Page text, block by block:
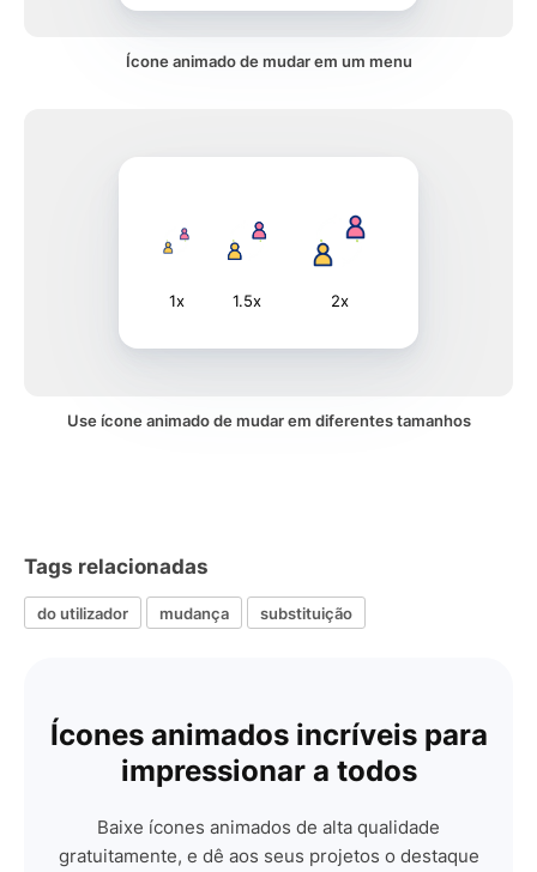
Ícone animado de mudar em um menu
1x 1.5x 2x
Use ícone animado de mudar em diferentes tamanhos
Tags relacionadas
do utilizador mudança substituição
Ícones animados incríveis para
impressionar a todos
Baixe ícones animados de alta qualidade
gratuitamente, e dê aos seus projetos o destaque